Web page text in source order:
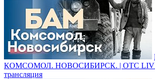
КОМСОМОЛ. НОВОСИБИРСК. | ОТС
трансляция